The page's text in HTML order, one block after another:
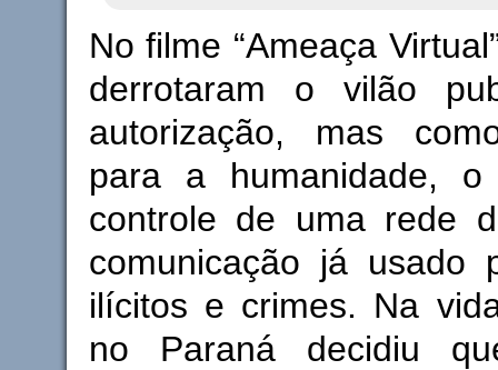
No filme “Ameaça
derrotaram o vilão
autorização, mas
para a humanidade,
controle de uma rede
comunicação já usado
ilícitos e crimes. Na
no Paraná decidiu